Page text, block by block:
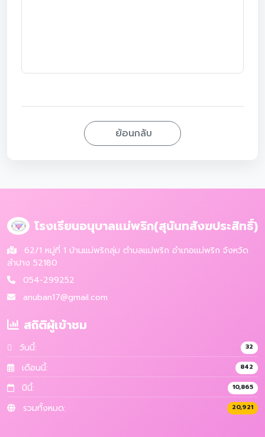
ย้อนกลับ
โรงเรียนอนุบาลแม่พริก(สุนันทสังฆประสิทธิ์)
62/1 หมู่ที่ 1 บ้านแม่พริกลุ่ม ตำบลแม่พริก อำเภอแม่พริก จังหวัด
ลำปาง 52180
054-299252
anuban17@gmail.com
สถิติผู้เข้าชม
วันนี้: 32
เดือนนี้: 842
ปีนี้: 10,865
รวมทั้งหมด: 20,921